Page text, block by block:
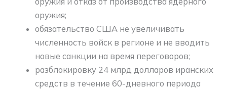
оружия;
обязательство США не увеличивать
численность войск в регионе и не вводить
новые санкции на время переговоров;
разблокировку 24 млрд долларов иранских
средств в течение 60-дневного периода